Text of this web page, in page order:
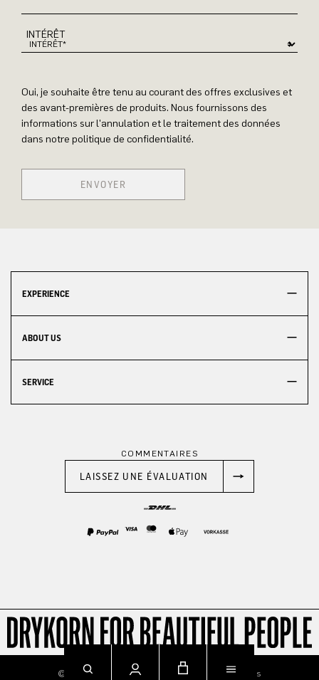
INTÉRÊT
Oui, je souhaite être tenu au courant des offres exclusives et
des avant-premières de produits. Nous fournissons des
informations sur l'annulation et le traitement des données
dans notre politique de confidentialité.
ENVOYER
EXPERIENCE
ABOUT US
SERVICE
COMMENTAIRES
LAISSEZ UNE ÉVALUATION
© 2026 ImprintPrivacy Terms & Conditions